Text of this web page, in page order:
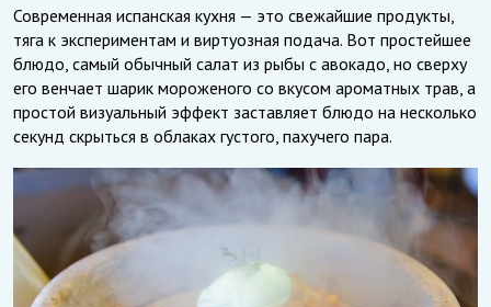
Современная испанская кухня — это свежайшие продукты,
тяга к экспериментам и виртуозная подача. Вот простейшее
блюдо, самый обычный салат из рыбы с авокадо, но сверху
его венчает шарик мороженого со вкусом ароматных трав, а
простой визуальный эффект заставляет блюдо на несколько
секунд скрыться в облаках густого, пахучего пара.